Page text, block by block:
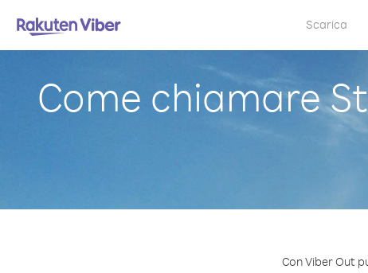
Scarica
Come chiamare
Con Viber Out